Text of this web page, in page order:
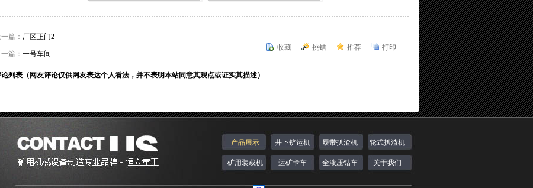
篇： 厂区正门2
篇： 一号车间
收藏 挑错 推荐 打印
列表（网友评论仅供网友表达个人看法，并不表明本站同意其观点或证实其描述）
产品展示 井下铲运机 履带扒渣机 轮式扒渣机
矿用装载机 运矿卡车 全液压钻车 关于我们